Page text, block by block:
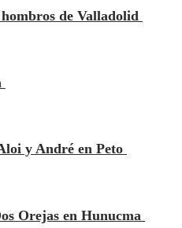
de Valladolid
y André en Peto
Orejas en Hunucma